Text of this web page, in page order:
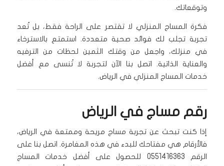
وتوقعاتك.
فكرة المساج المنزلي لا تقتصر على الراحة فقط، بل تُعد
تجربة تجلب لك فوائد صحية متعددة. استمتع بالاسترخاء
في منزلك، واجعل من وقتك الثمين لحظات من الترفيه
والعناية الذاتية. اتصل بنا الآن لتجربة لا تُنسى مع أفضل
خدمات المساج المنزلي في الرياض.
رقم مساج في الرياض
إذا كنت تبحث عن تجربة مساج مريحة وممتعة في الرياض،
فالأرقام هي مفتاحك للبدء في هذه المغامرة. اتصل بنا على
الرقم 0551416363 للحصول على أفضل خدمات المساج